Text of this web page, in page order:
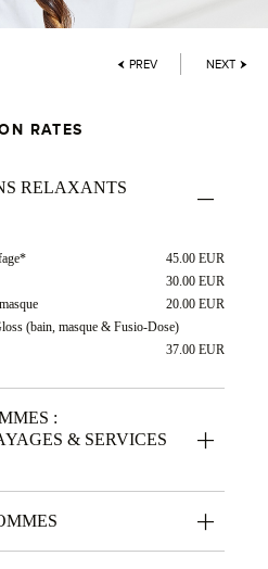
PREV NEXT
RATES
RELAXANTS
45.00 EUR
30.00 EUR
20.00 EUR
(bain, masque & Fusio-Dose)
37.00 EUR
:
& SERVICES